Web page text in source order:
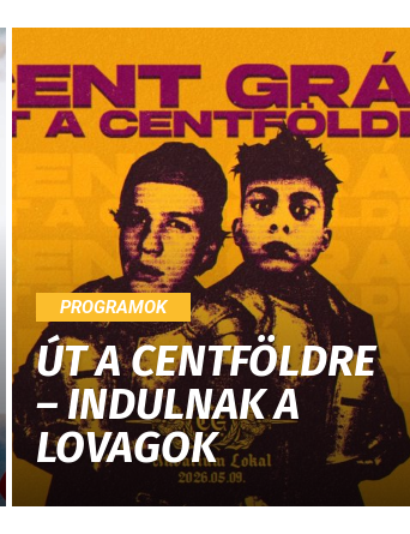
PROGRAMOK
ÚT A CENTFÖLDRE
– INDULNAK A
LOVAGOK